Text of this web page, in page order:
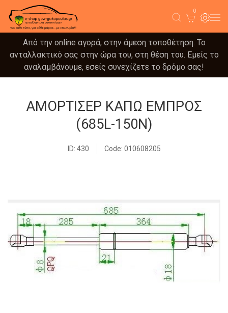
0
Από την online αγορά, στην άμεση τοποθέτηση. Το
ανταλλακτικό σας στην ώρα του, στη θέση του. Εμείς το
αναλαμβάνουμε, εσείς συνεχίζετε το δρόμο σας!
ΑΜΟΡΤΙΣΕΡ ΚΑΠΩ ΕΜΠΡΟΣ
(685L-150N)
ID: 430 Code: 010608205